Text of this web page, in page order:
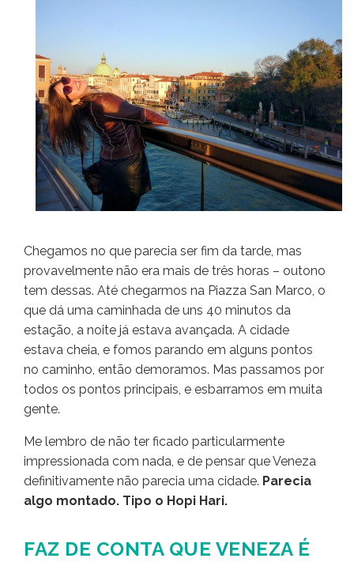
Chegamos no que parecia ser fim da tarde, mas
provavelmente não era mais de três horas – outono
tem dessas. Até chegarmos na Piazza San Marco, o
que dá uma caminhada de uns 40 minutos da
estação, a noite já estava avançada. A cidade
estava cheia, e fomos parando em alguns pontos
no caminho, então demoramos. Mas passamos por
todos os pontos principais, e esbarramos em muita
gente.
Me lembro de não ter ficado particularmente
impressionada com nada, e de pensar que Veneza
definitivamente não parecia uma cidade. Parecia
algo montado. Tipo o Hopi Hari.
FAZ DE CONTA QUE VENEZA É